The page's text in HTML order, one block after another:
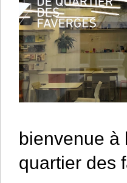
bienvenue à
quartier des